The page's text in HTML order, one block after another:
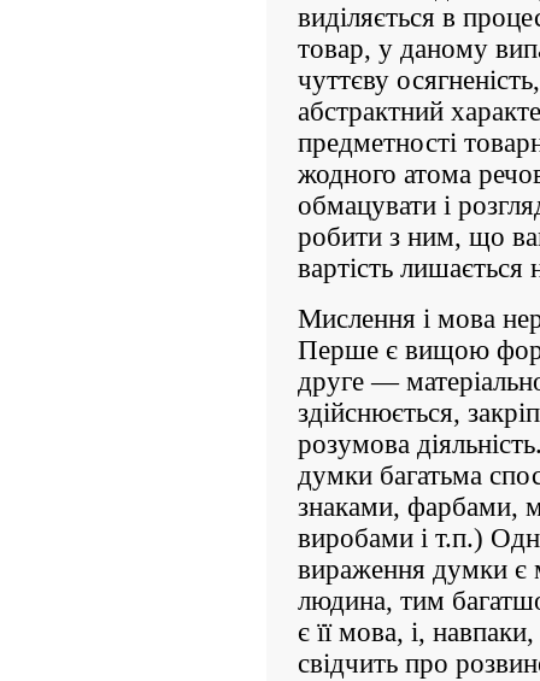
виділяється в
товар, у даному
чуттєву
абстрактний
предметності
жодного атома
обмацувати і
робити з ним, що
вартість
Мислення і мова
Перше є вищою
друге —
здійснюється,
розумова
думки багатьма
знаками, фарбами,
виробами і т.п.)
вираження думки є
людина, тим
є її мова, і,
свідчить про